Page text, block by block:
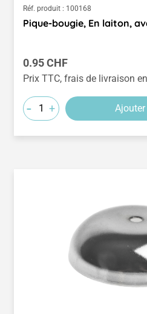
Réf. produit : 100168
Pique-bougie, En laiton,
Prix régulier :
0.95 CHF
Prix TTC, frais de livraison
- +